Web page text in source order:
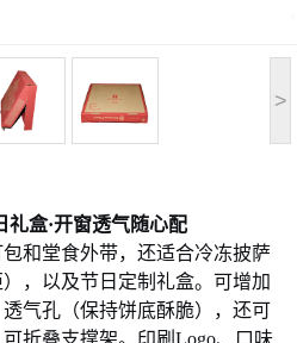
>
礼盒·开窗透气随心配
和堂食外带，还适合冷冻披萨
，以及节日定制礼盒。可增加
气孔（保持饼底酥脆），还可